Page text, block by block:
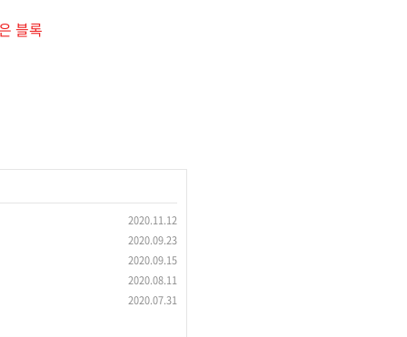
블록
2020.11.12
2020.09.23
2020.09.15
2020.08.11
2020.07.31